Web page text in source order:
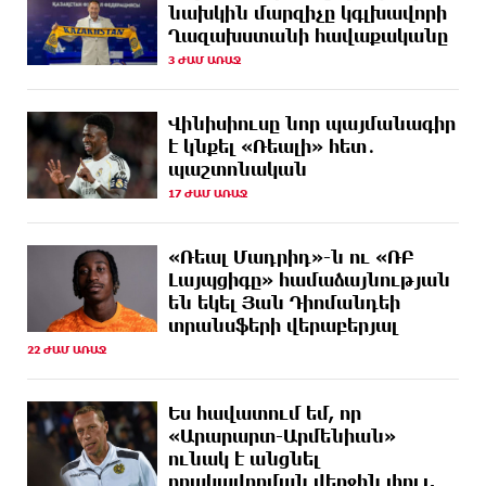
2 ԺԱՄ
ԱՌԱՋ
Թուրքական ապրանքանիշը դադարեցնում է
գործունեությունը Ռուսաստանում
ՄԵԿ ԺԱՄԴանակահարություն՝ Մասիսի
գազալցակայաններից մեկի մոտ. կասկածյալը
ձերբակալվել է
ՄԵԿ ԺԱՄ
ԱՌԱՋ
Դատական նիստից հետո Մայր Տաճարում
Վեհափառ Հայրապետը աղոթք է հնչեցնում
37 ՐՈՊԵ Վեհափառի հանդեպ տիտանական ապօրինություն
կա, անասելի ցավ եմ զգում. Վարդևանյան
37 ՐՈՊԵ
ԱՌԱՋ
Արժանապատիվ դատավորը ինքնաբացարկ
հայտնեց և հրաժարվեց քննել գործն ու դատել
14 ՐՈՊԵ
ԱՌԱՋ
Նարեկ Կարապետյանը` Կաթողիկոսին հեռացնել
փորձելու մասին
նախկին մարզիչը կգլխավորի
Ղազախստանի հավաքականը
3 ԺԱՄ ԱՌԱՋ
Վինիսիուսը նոր պայմանագիր
է կնքել «Ռեալի» հետ․
պաշտոնական
17 ԺԱՄ ԱՌԱՋ
«Ռեալ Մադրիդ»-ն ու «ՌԲ
Լայպցիգը» համաձայնության
են եկել Յան Դիոմանդեի
տրանսֆերի վերաբերյալ
22 ԺԱՄ ԱՌԱՋ
Ես հավատում եմ, որ
«Արարարտ-Արմենիան»
ունակ է անցնել
որակավորման վերջին փուլ.